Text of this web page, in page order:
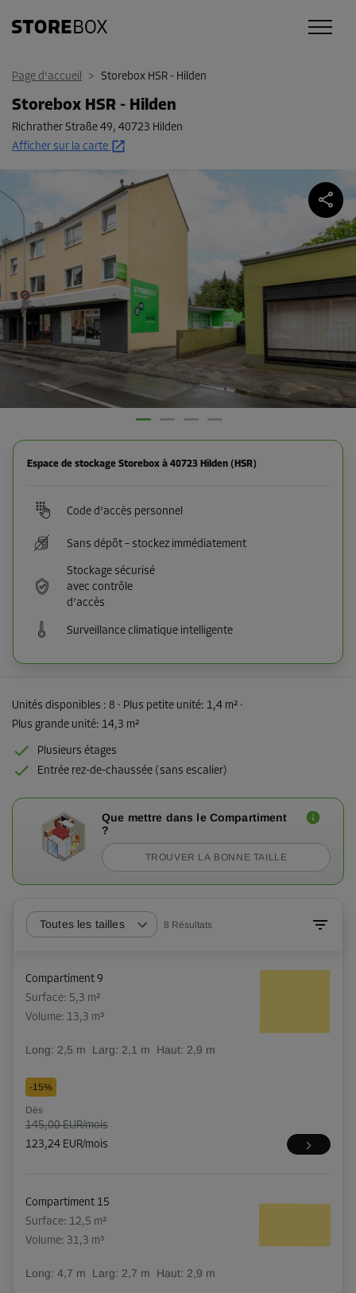
Page d'accueil > Storebox HSR - Hilden
Storebox HSR - Hilden
Richrather Straße 49, 40723 Hilden
Afficher sur la carte
Espace de stockage Storebox à 40723 Hilden (HSR)
Code d’accès personnel
Sans dépôt – stockez immédiatement
Stockage sécurisé
avec contrôle
d’accès
Surveillance climatique intelligente
Unités disponibles : 8 · Plus petite unité: 1,4 m² ·
Plus grande unité: 14,3 m²
Plusieurs étages
Entrée rez-de-chaussée (sans escalier)
Que mettre dans le Compartiment
?
TROUVER LA BONNE TAILLE
Toutes les tailles 8 Résultats
Compartiment 9
Surface: 5,3 m²
Volume: 13,3 m³
Long: 2,5 m Larg: 2,1 m Haut: 2,9 m
-15%
Dès
145,00 EUR/mois
123,24 EUR/mois
Compartiment 15
Surface: 12,5 m²
Volume: 31,3 m³
Long: 4,7 m Larg: 2,7 m Haut: 2,9 m